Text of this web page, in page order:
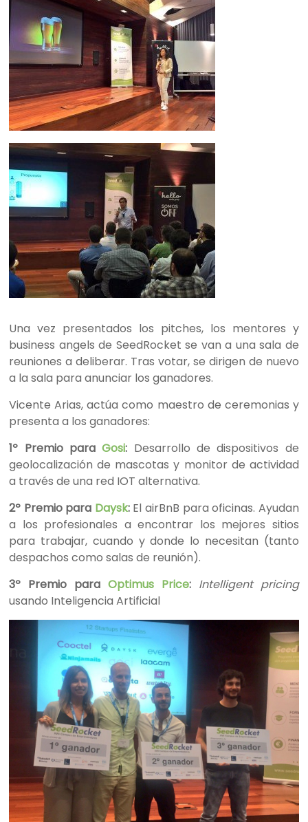
Una vez presentados los pitches, los mentores y
business angels de SeedRocket se van a una sala de
reuniones a deliberar. Tras votar, se dirigen de nuevo
a la sala para anunciar los ganadores.
Vicente Arias, actúa como maestro de ceremonias y
presenta a los ganadores:
1º Premio paraGosi: Desarrollo de dispositivos de
geolocalización de mascotas y monitor de actividad
a través de una red IOT alternativa.
2º Premio para Daysk:El airBnB para oficinas. Ayudan
a los profesionales a encontrar los mejores sitios
para trabajar, cuando y donde lo necesitan (tanto
despachos como salas de reunión).
3º Premio para Optimus Price: Intelligent pricing
usando Inteligencia Artificial